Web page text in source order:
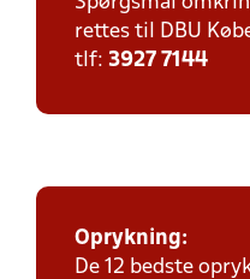
rettes til DBU
tlf: 3927 7144
Oprykning:
De 12 bedste